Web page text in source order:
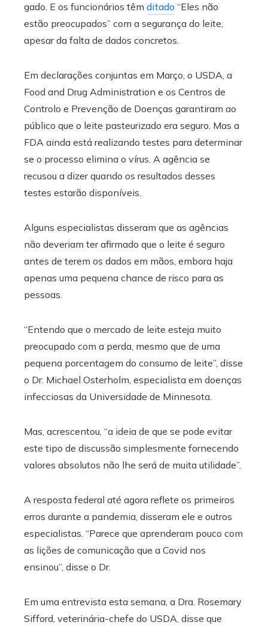
gado. E os funcionários têm ditado “Eles não
estão preocupados” com a segurança do leite,
apesar da falta de dados concretos.
Em declarações conjuntas em Março, o USDA, a
Food and Drug Administration e os Centros de
Controlo e Prevenção de Doenças garantiram ao
público que o leite pasteurizado era seguro. Mas a
FDA ainda está realizando testes para determinar
se o processo elimina o vírus. A agência se
recusou a dizer quando os resultados desses
testes estarão disponíveis.
Alguns especialistas disseram que as agências
não deveriam ter afirmado que o leite é seguro
antes de terem os dados em mãos, embora haja
apenas uma pequena chance de risco para as
pessoas.
“Entendo que o mercado de leite esteja muito
preocupado com a perda, mesmo que de uma
pequena porcentagem do consumo de leite”, disse
o Dr. Michael Osterholm, especialista em doenças
infecciosas da Universidade de Minnesota.
Mas, acrescentou, “a ideia de que se pode evitar
este tipo de discussão simplesmente fornecendo
valores absolutos não lhe será de muita utilidade”.
A resposta federal até agora reflete os primeiros
erros durante a pandemia, disseram ele e outros
especialistas. “Parece que aprenderam pouco com
as lições de comunicação que a Covid nos
ensinou”, disse o Dr.
Em uma entrevista esta semana, a Dra. Rosemary
Sifford, veterinária-chefe do USDA, disse que